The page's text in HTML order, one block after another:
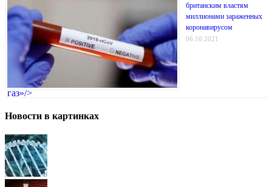
британским властям
миллионами зараженных
коронавирусом
06.10.2021
Новости в картинках